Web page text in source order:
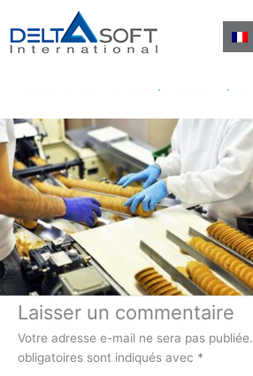
agroalimentaire
Laisser un commentaire
Votre adresse e-mail ne sera pas publiée.
obligatoires sont indiqués avec *